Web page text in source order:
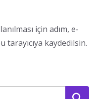
için adım, e-
kaydedilsin.